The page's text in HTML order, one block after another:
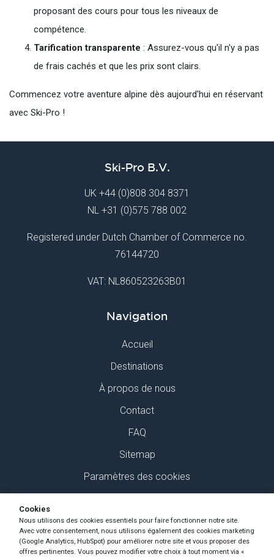
proposant des cours pour tous les niveaux de
compétence.
Tarification transparente : Assurez-vous qu'il n'y a pas
de frais cachés et que les prix sont clairs.
Commencez votre aventure alpine dès aujourd'hui en réservant
avec Ski-Pro !
Ski-Pro B.V.
UK +44 (0)808 304 8371
NL +31 (0)575 788 002
Registered under Dutch Chamber of Commerce no.
76144720
VAT: NL860523263B01
Navigation
Accueil
Destinations
À propos de nous
Contact
FAQ
Sitemap
Paramètres des cookies
Retrouvez-nous sur Social Media
Cookies
Nous utilisons des cookies essentiels pour faire fonctionner notre site.
Avec votre consentement, nous utilisons également des cookies marketing
(Google Analytics, HubSpot) pour améliorer notre site et vous proposer des
offres pertinentes. Vous pouvez modifier votre choix à tout moment via «